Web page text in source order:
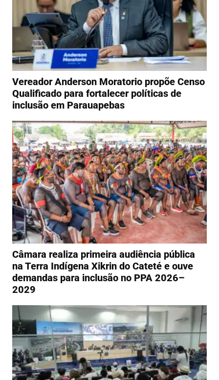
Vereador Anderson Moratorio propõe Censo
Qualificado para fortalecer políticas de
inclusão em Parauapebas
Câmara realiza primeira audiência pública
na Terra Indígena Xikrin do Cateté e ouve
demandas para inclusão no PPA 2026–
2029